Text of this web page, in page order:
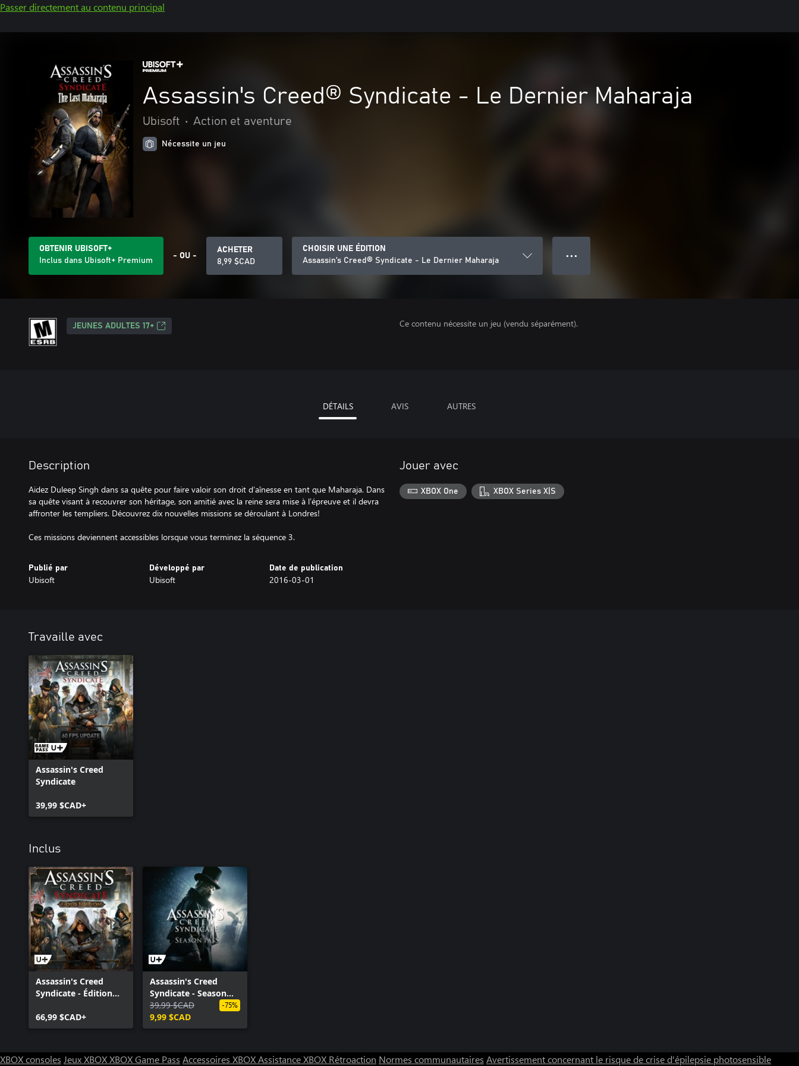
Passer directement au contenu principal
Assassin's Creed® Syndicate - Le Dernier Maharaja
Ubisoft • Action et aventure
Nécessite un jeu
OBTENIR UBISOFT+
Inclus dans Ubisoft+ Premium
- OU -
ACHETER
8,99 $CAD
CHOISIR UNE ÉDITION
Assassin's Creed® Syndicate - Le Dernier Maharaja
● ● ●
JEUNES ADULTES 17+ Ce contenu nécessite un jeu (vendu séparément).
DÉTAILS AVIS AUTRES
Description
Aidez Duleep Singh dans sa quête pour faire valoir son droit d’aînesse en tant que Maharaja. Dans
sa quête visant à recouvrer son héritage, son amitié avec la reine sera mise à l’épreuve et il devra
affronter les templiers. Découvrez dix nouvelles missions se déroulant à Londres!
Ces missions deviennent accessibles lorsque vous terminez la séquence 3.
Publié par
Ubisoft
Développé par
Ubisoft
Date de publication
2016-03-01
Jouer avec
XBOX One XBOX Series X|S
Travaille avec
Assassin's Creed
Syndicate
39,99 $CAD+
Inclus
Assassin's Creed
Syndicate - Édition
66,99 $CAD+
Assassin's Creed
Syndicate - Season
Pass
39,99 $CAD
9,99 $CAD
-75%
XBOX consoles Jeux XBOXXBOX Game Pass Accessoires XBOXAssistance XBOX Rétroaction Normes communautaires Avertissement concernant le risque de crise d'épilepsie photosensible